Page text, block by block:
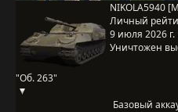
"Об. 263"
NIKOLA5940
Личный
9 июля 2026 г.
Уничтожен
Базовый